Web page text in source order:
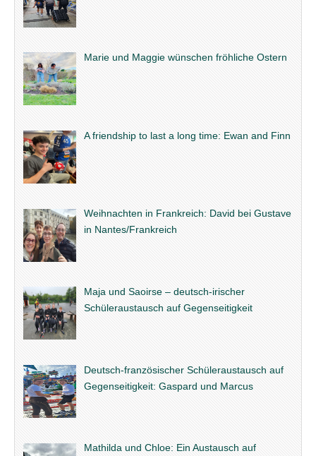
Marie und Maggie wünschen fröhliche Ostern
A friendship to last a long time: Ewan and Finn
Weihnachten in Frankreich: David bei Gustave
in Nantes/Frankreich
Maja und Saoirse – deutsch-irischer
Schüleraustausch auf Gegenseitigkeit
Deutsch-französischer Schüleraustausch auf
Gegenseitigkeit: Gaspard und Marcus
Mathilda und Chloe: Ein Austausch auf